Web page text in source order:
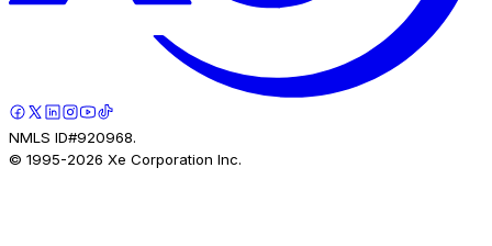
NMLS ID#920968.
© 1995-2026 Xe Corporation Inc.